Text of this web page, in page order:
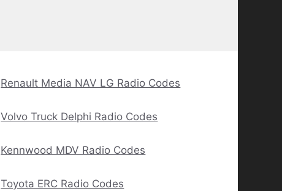
Renault Media NAV LG Radio Codes
Volvo Truck Delphi Radio Codes
Kennwood MDV Radio Codes
Toyota ERC Radio Codes